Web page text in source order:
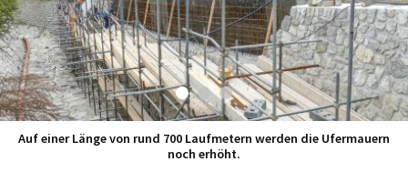
Auf einer Länge von rund 700 Laufmetern werden die Ufermauern
noch erhöht.